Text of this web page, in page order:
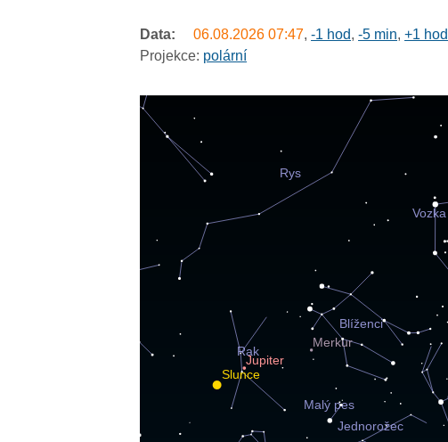
Data: 06.08.202607:47,-1 hod,-5 min,+1 hod
Projekce: polární
undefined
undefined